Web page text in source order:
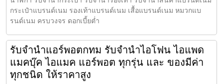
กระเป๋าแบรนด์เนม รองเท้าแบรนด์เนม เสื้อแบรนด์เนม หมวกแบ
รนด์เนม ครบวงจร ดอกเบี้ยต่ำ
รับจำนำแอร์พอตกทม รับจำนำไอโฟน ไอแพด
แมคบุ๊ค ไอแมค แอร์พอต ทุกรุ่น และ ของมีค่า
ทุกชนิด ให้ราคาสูง